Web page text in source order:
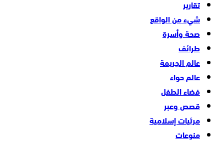
تقارير
شيء من الواقع
صحة وأسرة
طرائف
عالم الجريمة
عالم حواء
فضاء الطفل
قصص وعبر
مرئيات إسلامية
منوعات